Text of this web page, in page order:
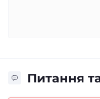
Питання